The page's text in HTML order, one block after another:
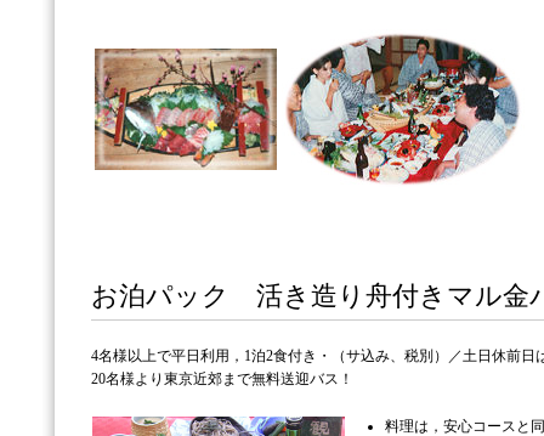
お泊パック 活き造り舟付きマル金
4名様以上で平日利用，1泊2食付き・（サ込み、税別）／土日休前日
20名様より東京近郊まで無料送迎バス！
料理は，安心コースと